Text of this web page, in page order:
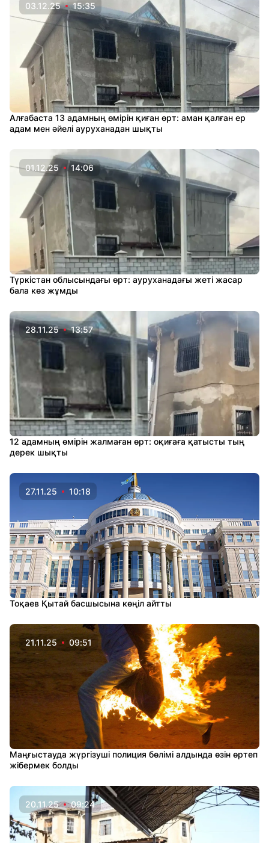
03.12.25 15:35
Алғабаста 13 адамның өмірін қиған өрт: аман қалған ер
адам мен әйелі ауруханадан шықты
01.12.25 14:06
Түркістан облысындағы өрт: ауруханадағы жеті жасар
бала көз жұмды
28.11.25 13:57
12 адамның өмірін жалмаған өрт: оқиғаға қатысты тың
дерек шықты
27.11.25 10:18
Тоқаев Қытай басшысына көңіл айтты
21.11.25 09:51
Маңғыстауда жүргізуші полиция бөлімі алдында өзін өртеп
жібермек болды
20.11.25 09:24